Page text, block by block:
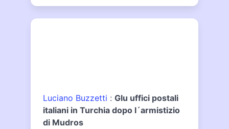
Luciano Buzzetti : Glu uffici postali
italiani in Turchia dopo l´armistizio
di Mudros